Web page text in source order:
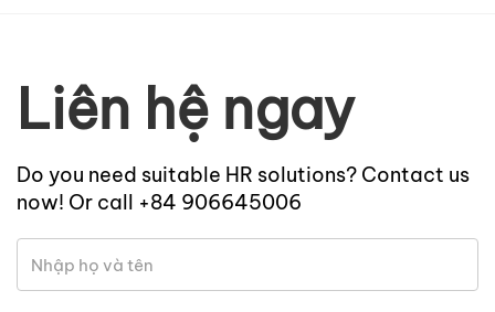
Liên hệ ngay
Do you need suitable HR solutions? Contact us
now! Or call +84 906645006